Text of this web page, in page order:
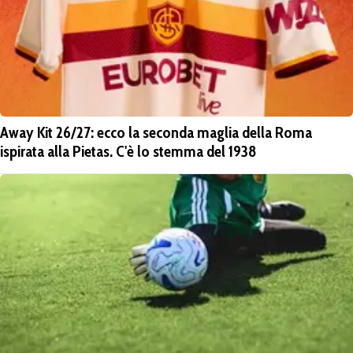
Away Kit 26/27: ecco la seconda maglia della Roma
ispirata alla Pietas. C'è lo stemma del 1938